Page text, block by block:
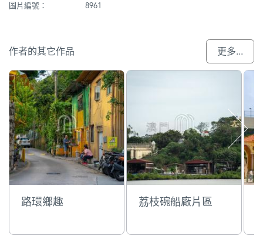
圖片編號：
8961
作者的其它作品 更多...
路環鄉趣 荔枝碗船廠片區